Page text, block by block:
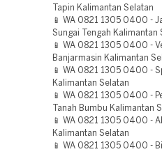
Tapin Kalimantan Selatan
📱 WA 0821 1305 0400 -
Sungai Tengah Kalimantan
📱 WA 0821 1305 0400 -
Banjarmasin Kalimantan
📱 WA 0821 1305 0400 -
Kalimantan Selatan
📱 WA 0821 1305 0400 -
Tanah Bumbu Kalimantan
📱 WA 0821 1305 0400 -
Kalimantan Selatan
📱 WA 0821 1305 0400 -